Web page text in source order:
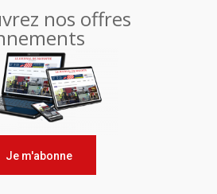
nos offres
Je m'abonne